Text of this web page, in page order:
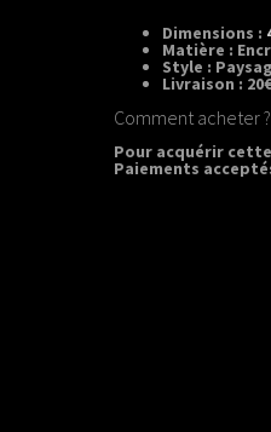
Dimensions :
Matière :
Style :
Livraison :
Comment acheter ?
Pour acquérir
Paiements